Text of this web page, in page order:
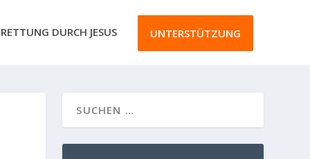
RETTUNG DURCH JESUS UNTERSTÜTZUNG